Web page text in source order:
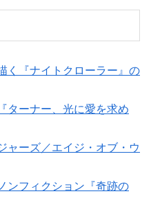
く『ナイトクローラー』の
ターナー、光に愛を求め
ャーズ／エイジ・オブ・ウ
ンフィクション『奇跡の